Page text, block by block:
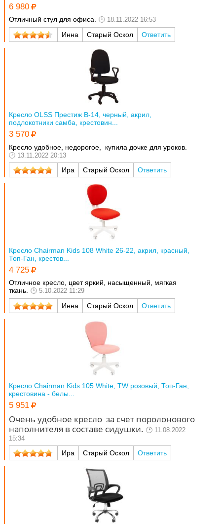
6 980
Отличный стул для офиса. 18.11.2022 16:53
Инна Старый Оскол Ответить
Кресло OLSS Престиж В-14, черный, акрил,
подлокотники самба, крестовин...
3 570
Кресло удобное, недорогое, купила дочке для уроков.
13.11.2022 20:13
Ира Старый Оскол Ответить
Кресло Chairman Kids 108 White 26-22, акрил, красный,
Топ-Ган, крестов...
4 725
Отличное кресло, цвет яркий, насыщенный, мягкая
ткань.
5.10.2022 11:29
Инна Старый Оскол Ответить
Кресло Chairman Kids 105 White, TW розовый, Топ-Ган,
крестовина - белы...
5 951
Очень удобное кресло за счет поролонового
наполнителя в составе сидушки.
11.08.2022
15:34
Ира Старый Оскол Ответить